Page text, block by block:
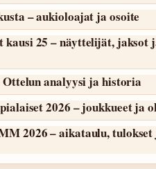
– aukioloajat ja osoite
kausi 25 – näyttelijät, jaksot
analyysi ja historia
2026 – joukkueet ja
2026 – aikataulu,